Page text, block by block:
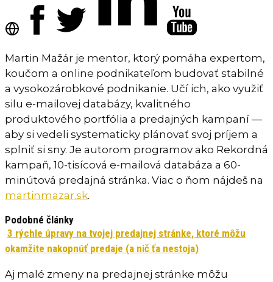
Martin Mažár je mentor, ktorý pomáha expertom,
koučom a online podnikateľom budovať stabilné
a vysokozárobkové podnikanie. Učí ich, ako využiť
silu e-mailovej databázy, kvalitného
produktového portfólia a predajných kampaní —
aby si vedeli systematicky plánovať svoj príjem a
splniť si sny. Je autorom programov ako Rekordná
kampaň, 10-tisícová e-mailová databáza a 60-
minútová predajná stránka. Viac o ňom nájdeš na
martinmazar.sk.
Podobné články
3 rýchle úpravy na tvojej predajnej stránke, ktoré môžu
okamžite nakopnúť predaje (a nič ťa nestoja)
Aj malé zmeny na predajnej stránke môžu